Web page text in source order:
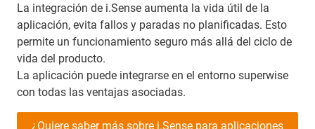
La integración de i.Sense aumenta la vida útil de la
aplicación, evita fallos y paradas no planificadas. Esto
permite un funcionamiento seguro más allá del ciclo de
vida del producto.
La aplicación puede integrarse en el entorno superwise
con todas las ventajas asociadas.
¿Quiere saber más sobre i.Sense para aplicaciones